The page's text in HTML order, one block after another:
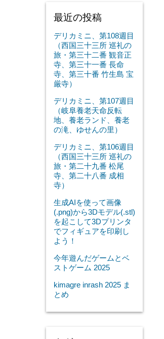
最近の投稿
デリカミニ、第108週目
（西国三十三所 巡礼の
旅・第三十二番 観音正
寺、第三十一番 長命
寺、第三十番 竹生島 宝
厳寺）
デリカミニ、第107週目
（岐阜養老天命反転
地、養老ランド、養老
の滝、ゆせんの里）
デリカミニ、第106週目
（西国三十三所 巡礼の
旅・第二十九番 松尾
寺、第二十八番 成相
寺）
生成AIを使って画像
(.png)から3Dモデル(.stl)
を起こして3Dプリンタ
でフィギュアを印刷し
よう！
今年遊んだゲームとベ
ストゲーム 2025
kimagre inrash 2025 ま
とめ